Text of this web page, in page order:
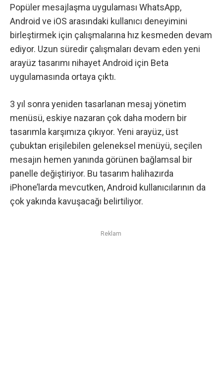
Popüler mesajlaşma uygulaması WhatsApp,
Android ve iOS arasındaki kullanıcı deneyimini
birleştirmek için çalışmalarına hız kesmeden devam
ediyor. Uzun süredir çalışmaları devam eden yeni
arayüz tasarımı nihayet Android için Beta
uygulamasında ortaya çıktı.
3 yıl sonra yeniden tasarlanan mesaj yönetim
menüsü, eskiye nazaran çok daha modern bir
tasarımla karşımıza çıkıyor. Yeni arayüz, üst
çubuktan erişilebilen geleneksel menüyü, seçilen
mesajın hemen yanında görünen bağlamsal bir
panelle değiştiriyor. Bu tasarım halihazırda
iPhone’larda mevcutken, Android kullanıcılarının da
çok yakında kavuşacağı belirtiliyor.
Reklam